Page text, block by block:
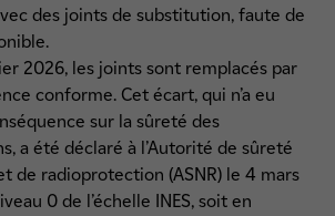
des joints de substitution, faute de
2026, les joints sont remplacés par
conforme. Cet écart, qui n’a eu
sur la sûreté des
a été déclaré à l’Autorité de sûreté
de radioprotection (ASNR) le 4 mars
0 de l’échelle INES, soit en